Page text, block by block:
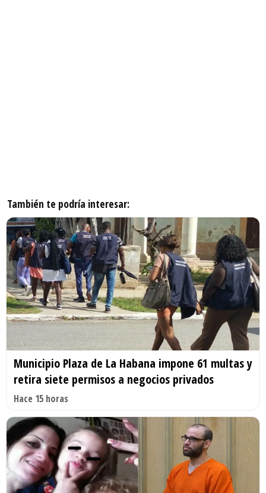
También te podría interesar:
Municipio Plaza de La Habana impone 61 multas y
retira siete permisos a negocios privados
Hace 15 horas